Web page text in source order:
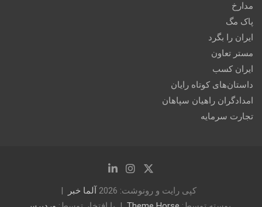
مدارخ
پاک مگ
ایران را بگرد
مستر تعاون
ایران کسب
داستان‌های کوتاه رایان
امدادگران راهیان سپاهان
تجارت سرمایه
کپی رایت و رونوشت: 2026
آلما خبر